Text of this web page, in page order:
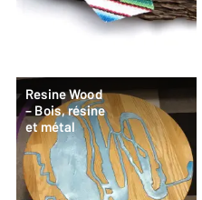
Resine Wood
– Bois, résine
et métal